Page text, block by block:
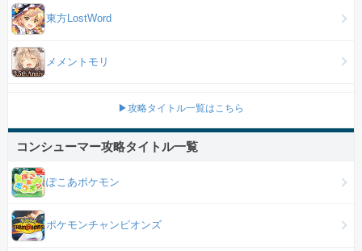
東方LostWord
メメントモリ
▶攻略タイトル一覧はこちら
コンシューマー攻略タイトル一覧
ぽこあポケモン
ポケモンチャンピオンズ